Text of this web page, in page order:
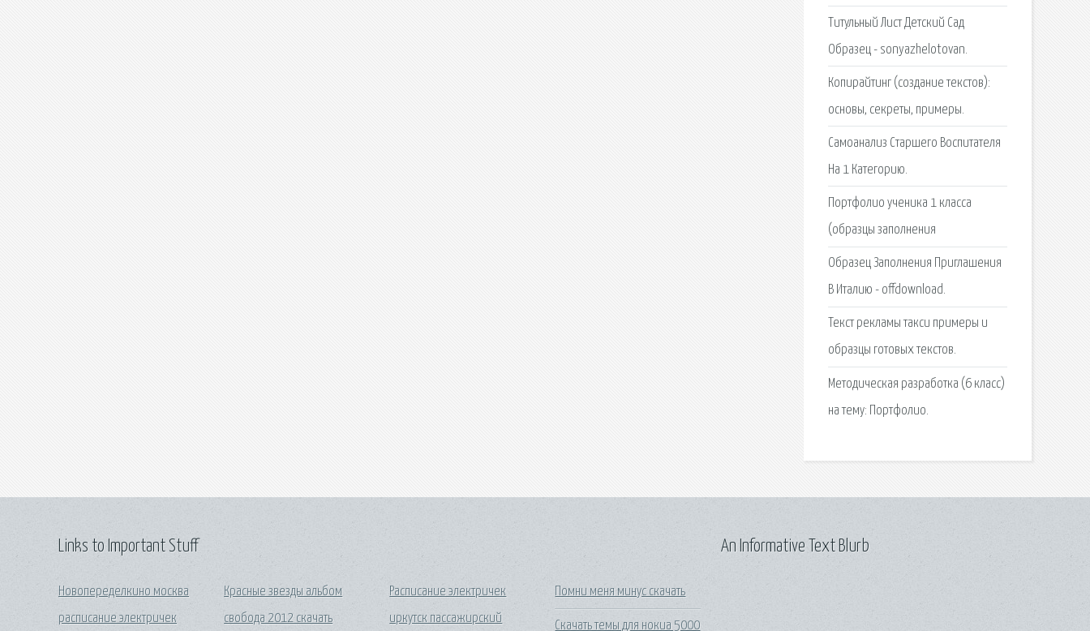
Титульный Лист Детский Сад
Образец - sonyazhelotovan.
Копирайтинг (создание текстов):
основы, секреты, примеры.
Самоанализ Старшего Воспитателя
На 1 Категорию.
Портфолио ученика 1 класса
(образцы заполнения
Образец Заполнения Приглашения
В Италию - offdownload.
Текст рекламы такси примеры и
образцы готовых текстов.
Методическая разработка (6 класс)
на тему: Портфолио.
Links to Important Stuff
Новопеределкино москва
расписание электричек
Красные звезды альбом
свобода 2012 скачать
Расписание электричек
иркутск пассажирский
Помни меня минус скачать
Скачать темы для нокиа 5000
An Informative Text Blurb